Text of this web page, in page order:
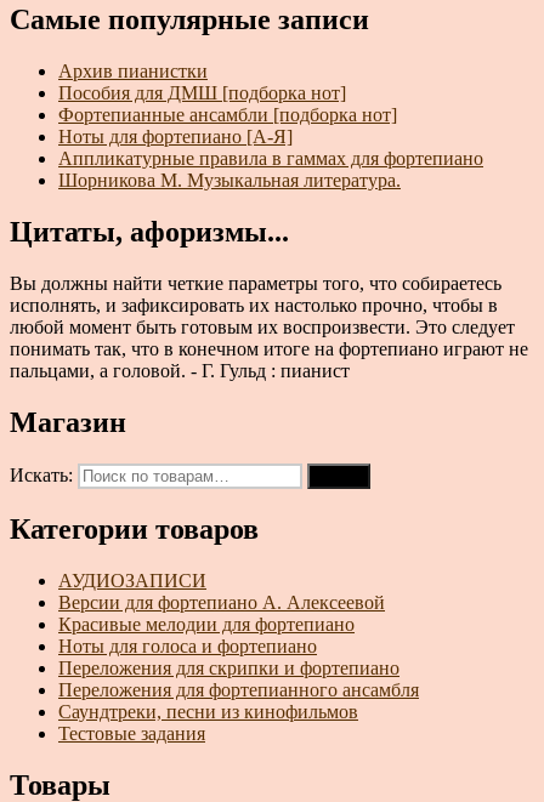
Самые популярные записи
Архив пианистки
Пособия для ДМШ [подборка нот]
Фортепианные ансамбли [подборка нот]
Ноты для фортепиано [А-Я]
Аппликатурные правила в гаммах для фортепиано
Шорникова М. Музыкальная литература.
Цитаты, афоризмы...
Вы должны найти четкие параметры того, что собираетесь
исполнять, и зафиксировать их настолько прочно, чтобы в
любой момент быть готовым их воспроизвести. Это следует
понимать так, что в конечном итоге на фортепиано играют не
пальцами, а головой. - Г. Гульд : пианист
Магазин
Искать:
Категории товаров
АУДИОЗАПИСИ
Версии для фортепиано А. Алексеевой
Красивые мелодии для фортепиано
Ноты для голоса и фортепиано
Переложения для скрипки и фортепиано
Переложения для фортепианного ансамбля
Саундтреки, песни из кинофильмов
Тестовые задания
Товары